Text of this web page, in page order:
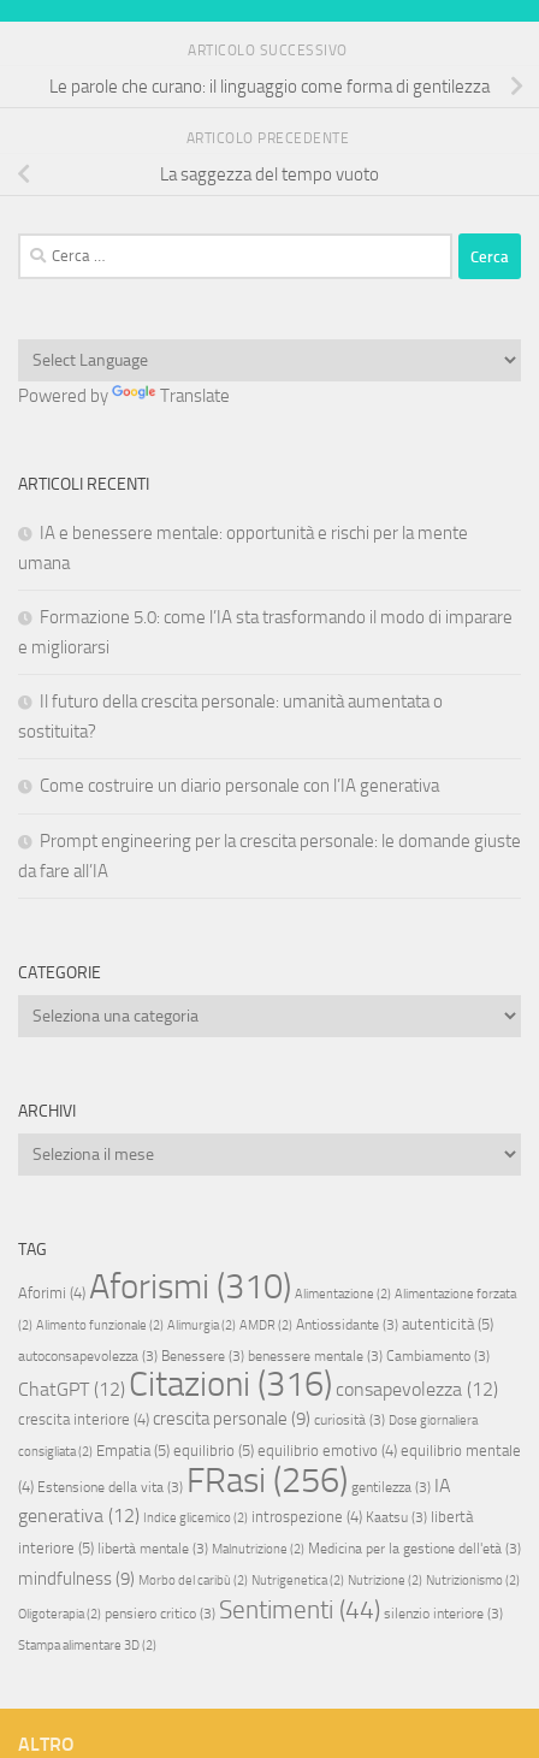
ARTICOLO SUCCESSIVO
Le parole che curano: il linguaggio come forma di gentilezza
ARTICOLO PRECEDENTE
La saggezza del tempo vuoto
Ricerca
per:
Powered by Translate
ARTICOLI RECENTI
IA e benessere mentale: opportunità e rischi per la mente
umana
Formazione 5.0: come l’IA sta trasformando il modo di imparare
e migliorarsi
Il futuro della crescita personale: umanità aumentata o
sostituita?
Come costruire un diario personale con l’IA generativa
Prompt engineering per la crescita personale: le domande giuste
da fare all’IA
CATEGORIE
Categorie
ARCHIVI
Archivi
TAG
Aforimi (4) Aforismi (310) Alimentazione (2) Alimentazione forzata
(2) Alimento funzionale (2) Alimurgia(2) AMDR (2) Antiossidante (3) autenticità(5)
autoconsapevolezza (3) Benessere (3) benessere mentale (3) Cambiamento (3)
ChatGPT(12) Citazioni (316) consapevolezza (12)
crescita interiore (4) crescita personale (9) curiosità (3) Dose giornaliera
consigliata(2) Empatia(5) equilibrio (5) equilibrio emotivo (4) equilibrio mentale
(4) Estensione della vita (3) FRasi (256) gentilezza (3) IA
generativa (12) Indice glicemico (2) introspezione (4) Kaatsu (3) libertà
interiore (5) libertà mentale (3) Malnutrizione (2) Medicina per la gestione dell'età (3)
mindfulness (9) Morbo del caribù (2) Nutrigenetica(2) Nutrizione (2) Nutrizionismo (2)
Oligoterapia(2) pensiero critico (3) Sentimenti (44) silenzio interiore (3)
Stampa alimentare 3D(2)
ALTRO